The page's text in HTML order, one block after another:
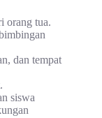
orang tua.
dan tempat
siswa